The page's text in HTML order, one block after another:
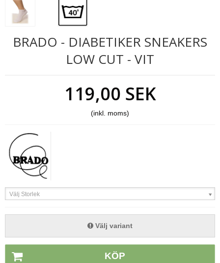
BRADO - DIABETIKER SNEAKERS
LOW CUT - VIT
119,00 SEK
(inkl. moms)
Välj Storlek
Välj variant
KÖP